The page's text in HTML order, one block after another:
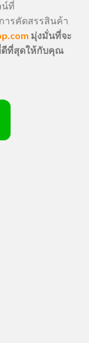
น์ที่
ารคัดสรรสินค้า
มุ่งมั่นที่จะ
ดีที่สุดให้กับคุณ